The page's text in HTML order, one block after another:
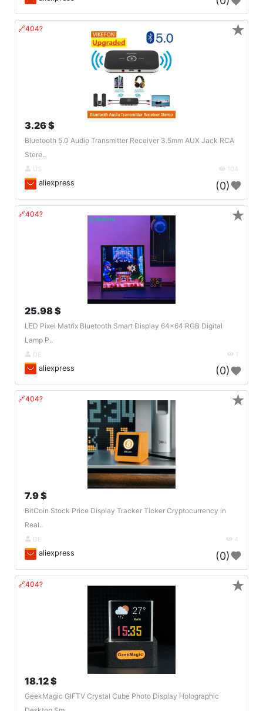
🔗404?
3.26 $
Bluetooth 5.0 Audio Transmitter Receiver 3.5mm AUX Jack RCA
Stere..
US 104
aliexpress (0)
★
🔗404?
25.98 $
LED Pixel Matrix Bluetooth Smart Display 64x64 RGB Digital
Lamp P..
DE 1
aliexpress (0)
★
🔗404?
7.9 $
BitCoin Stock Price Display Tracker Ticker Cryptocurrency in
Real..
DE 4
aliexpress (0)
★
🔗404?
18.12 $
GeekMagic GIFTV Crystal Cube Photo Display Holographic
★